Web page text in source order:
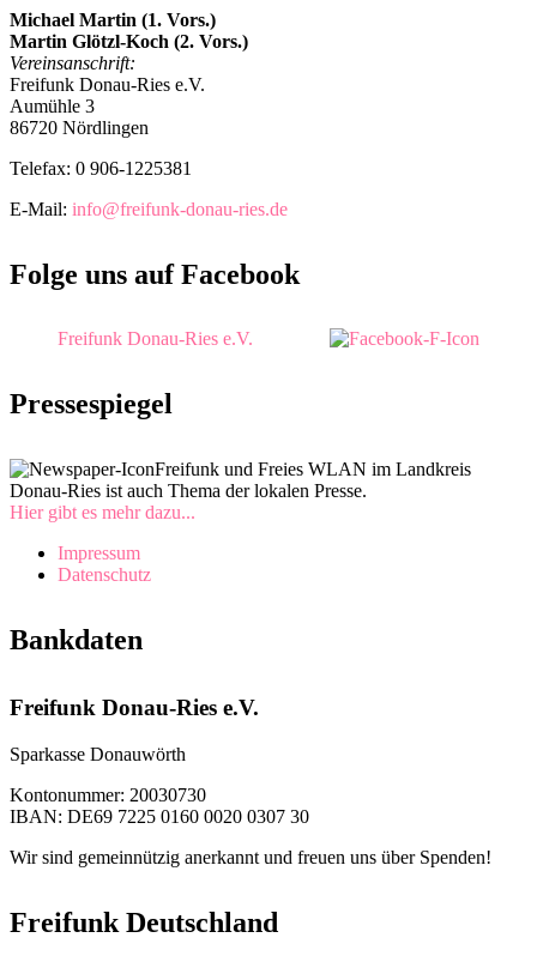
Michael Martin (1. Vors.)
Martin Glötzl-Koch (2. Vors.)
Vereinsanschrift:
Freifunk Donau-Ries e.V.
Aumühle 3
86720 Nördlingen
Telefax: 0 906-1225381
E-Mail: info@freifunk-donau-ries.de
Folge uns auf Facebook
Freifunk Donau-Ries e.V.
Pressespiegel
Freifunk und Freies WLAN im Landkreis
Donau-Ries ist auch Thema der lokalen Presse.
Hier gibt es mehr dazu...
Impressum
Datenschutz
Bankdaten
Freifunk Donau-Ries e.V.
Sparkasse Donauwörth
Kontonummer: 20030730
IBAN: DE69 7225 0160 0020 0307 30
Wir sind gemeinnützig anerkannt und freuen uns über Spenden!
Freifunk Deutschland